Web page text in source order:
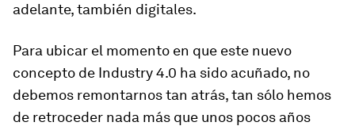
adelante, también digitales.
Para ubicar el momento en que este nuevo
concepto de Industry 4.0 ha sido acuñado, no
debemos remontarnos tan atrás, tan sólo hemos
de retroceder nada más que unos pocos años